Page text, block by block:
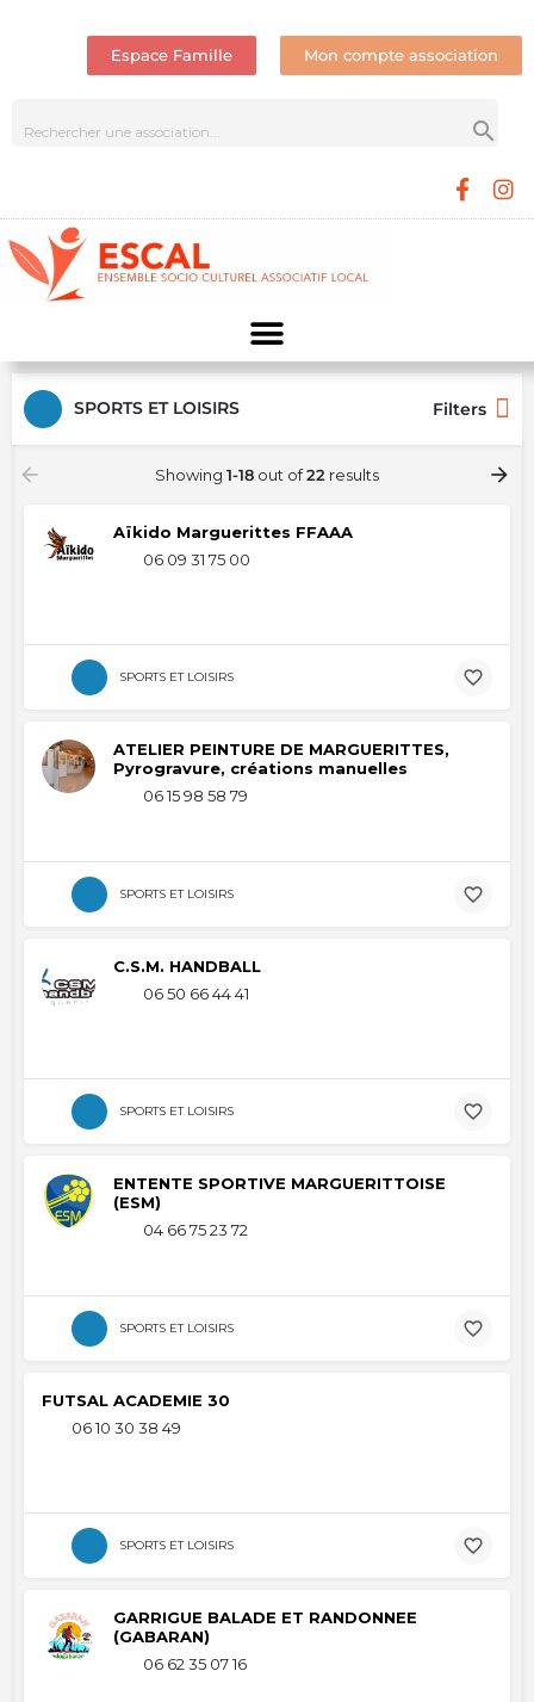
Espace Famille Mon compte association
SPORTS ET LOISIRS Filters
Showing 1-18 out of22 results
Aïkido Marguerittes FFAAA
06 09 31 75 00
SPORTS ET LOISIRS
ATELIER PEINTURE DE MARGUERITTES,
Pyrogravure, créations manuelles
06 15 98 58 79
SPORTS ET LOISIRS
C.S.M. HANDBALL
06 50 66 44 41
SPORTS ET LOISIRS
ENTENTE SPORTIVE MARGUERITTOISE
(ESM)
04 66 75 23 72
SPORTS ET LOISIRS
FUTSAL ACADEMIE 30
06 10 30 38 49
SPORTS ET LOISIRS
GARRIGUE BALADE ET RANDONNEE
(GABARAN)
06 62 35 07 16